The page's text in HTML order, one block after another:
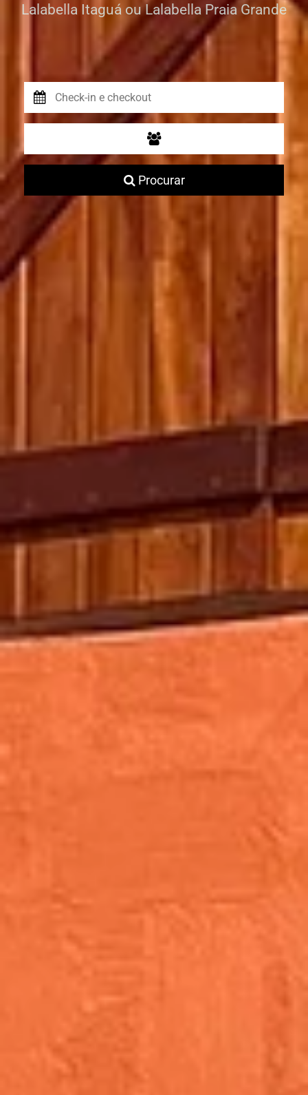
Lalabella Itaguá ou Lalabella Praia Grande
Procurar